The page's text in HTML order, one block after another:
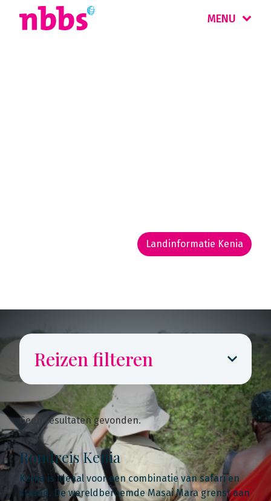
MENU
Landinformatie Kenia
Reizen filteren
Geen resultaten gevonden.
Rondreis Kenia
Kenia is ideaal voor een combinatie van safari en
strand. De wereldberoemde Masai Mara grenst aan